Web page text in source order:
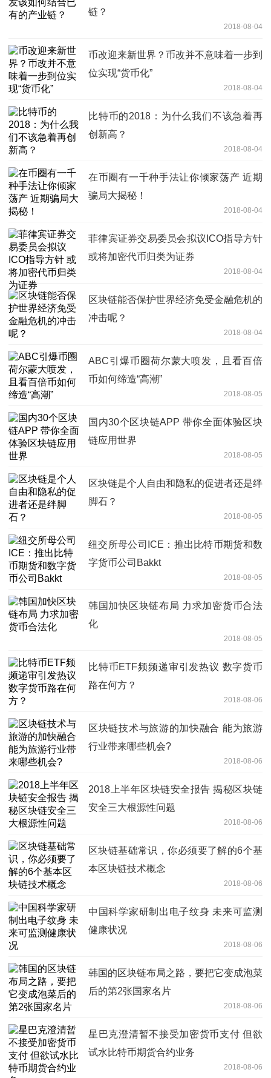
链？
2018-08-04
币改迎来新世界？币改并不意味着一步到
位实现“货币化”
2018-08-04
比特币的2018：为什么我们不该急着再
创新高？
2018-08-04
在币圈有一千种手法让你倾家荡产 近期
骗局大揭秘！
2018-08-04
菲律宾证券交易委员会拟议ICO指导方针
或将加密代币归类为证券
2018-08-04
区块链能否保护世界经济免受金融危机的
冲击呢？
2018-08-04
ABC引爆币圈荷尔蒙大喷发，且看百倍
币如何缔造“高潮”
2018-08-05
国内30个区块链APP 带你全面体验区块
链应用世界
2018-08-05
区块链是个人自由和隐私的促进者还是绊
脚石？
2018-08-05
纽交所母公司ICE：推出比特币期货和数
字货币公司Bakkt
2018-08-05
韩国加快区块链布局 力求加密货币合法
化
2018-08-05
比特币ETF频频递审引发热议 数字货币
路在何方？
2018-08-06
区块链技术与旅游的加快融合 能为旅游
行业带来哪些机会?
2018-08-06
2018上半年区块链安全报告 揭秘区块链
安全三大根源性问题
2018-08-06
区块链基础常识，你必须要了解的6个基
本区块链技术概念
2018-08-06
中国科学家研制出电子纹身 未来可监测
健康状况
2018-08-06
韩国的区块链布局之路，要把它变成泡菜
后的第2张国家名片
2018-08-06
星巴克澄清暂不接受加密货币支付 但欲
试水比特币期货合约业务
2018-08-06